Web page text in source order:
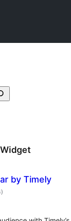
by Timely
གདེང་
འཇོག་
)